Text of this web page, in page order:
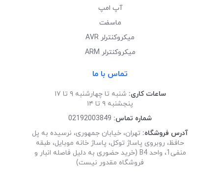
آپ امپ
ماسفت
میکروکنترلر AVR
میکروکنترلر ARM
تماس با ما
ساعات کاری: شنبه تا چهارشنبه ۹ تا ۱۷
پنجشنبه ۹ تا ۱۴
شماره تماس: 02192003849
آدرس فروشگاه: تهران، خیابان جمهوری، نرسیده به پل
حافظ، روبروی پاساژ توکل، پاساژ خانه موبایل، طبقه
منفی1، واحد B4 (خرید حضوری به دلیل فاصله انبار و
فروشگاه مقدور نیست)